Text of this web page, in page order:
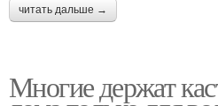
читать дальше →
Многие держат